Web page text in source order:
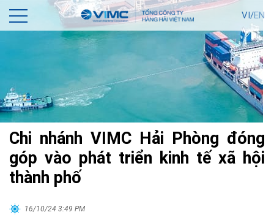
VI/EN
Chi nhánh VIMC Hải Phòng đóng
góp vào phát triển kinh tế xã hội
thành phố
16/10/24 3:49 PM